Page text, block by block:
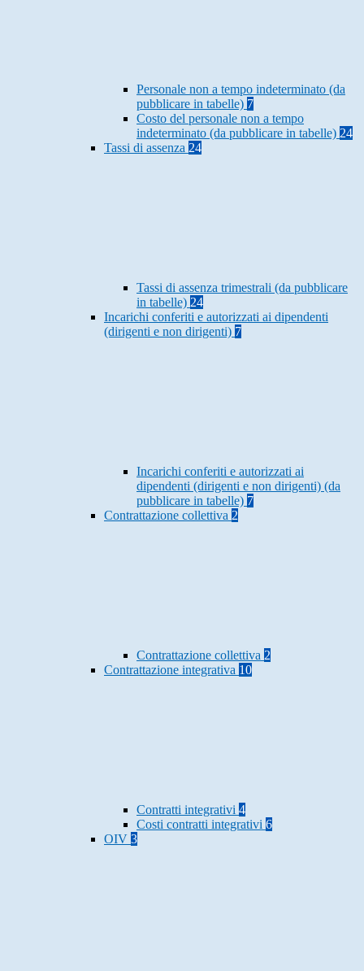
Personale non a tempo indeterminato (da
pubblicare in tabelle) 7
Costo del personale non a tempo
indeterminato (da pubblicare in tabelle) 24
Tassi di assenza 24
Tassi di assenza trimestrali (da pubblicare
in tabelle) 24
Incarichi conferiti e autorizzati ai dipendenti
(dirigenti e non dirigenti) 7
Incarichi conferiti e autorizzati ai
dipendenti (dirigenti e non dirigenti) (da
pubblicare in tabelle) 7
Contrattazione collettiva 2
Contrattazione collettiva 2
Contrattazione integrativa 10
Contratti integrativi 4
Costi contratti integrativi 6
OIV 3